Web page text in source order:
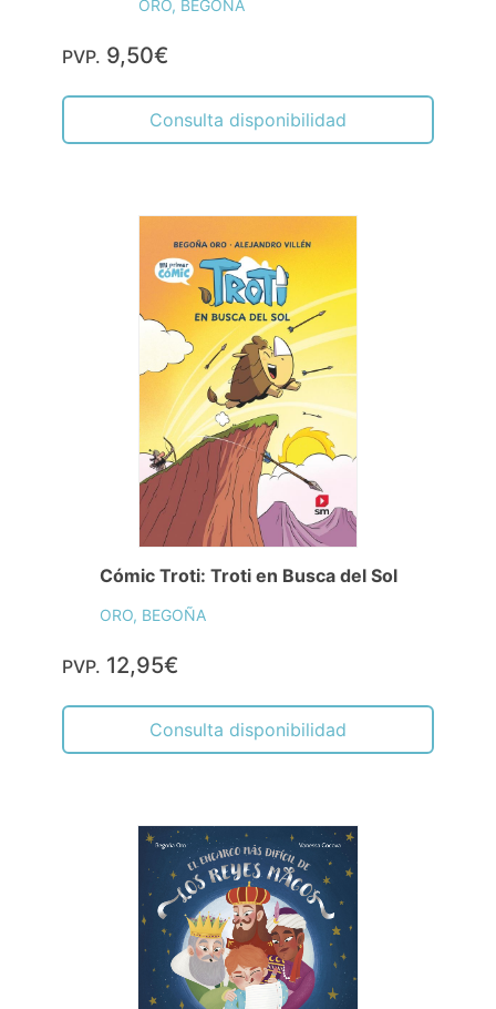
ORO, BEGOÑA
PVP. 9,50€
Consulta disponibilidad
Cómic Troti: Troti en Busca del Sol
ORO, BEGOÑA
PVP. 12,95€
Consulta disponibilidad